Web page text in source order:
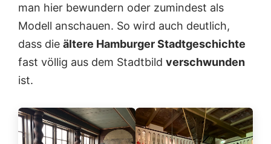
man hier bewundern oder zumindest als
Modell anschauen. So wird auch deutlich,
dass die ältere Hamburger Stadtgeschichte
fast völlig aus dem Stadtbild verschwunden
ist.